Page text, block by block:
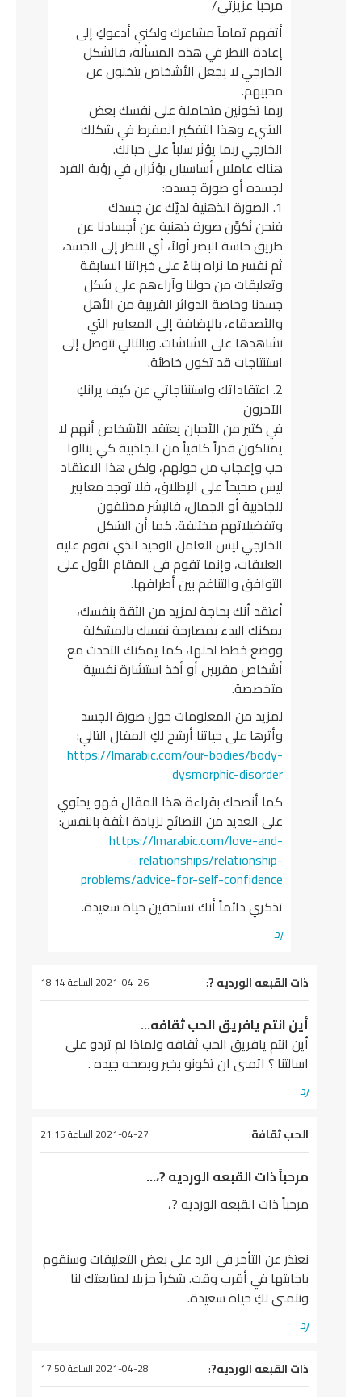
أتفهم تماماً مشاعرك ولكني أدعوكِ إلى
إعادة النظر في هذه المسألة، فالشكل
الخارجي لا يجعل الأشخاص يتخلون عن
محبيهم.
ربما تكونين متحاملة على نفسك بعض
الشيء وهذا التفكير المفرط في شكلك
الخارجي ربما يؤثر سلباً على حياتك.
هناك عاملان أساسيان يؤثران في رؤية الفرد
لجسده أو صورة جسده:
1. الصورة الذهنية لديّك عن جسدك
فنحن نُكوِّن صورة ذهنية عن أجسادنا عن
طريق حاسة البصر أولاً، أي النظر إلى الجسد،
ثم نفسر ما نراه بناءً على خبراتنا السابقة
وتعليقات من حولنا وآراءهم على شكل
جسدنا وخاصة الدوائر القريبة من الأهل
والأصدقاء، بالإضافة إلى المعايير التي
نشاهدها على الشاشات. وبالتالي نتوصل إلى
استنتاجات قد تكون خاطئة.
2. اعتقاداتك واستنتاجاتي عن كيف يرانكِ
الآخرون
في كثير من الأحيان يعتقد الأشخاص أنهم لا
يمتلكون قدراً كافياً من الجاذبية كي ينالوا
حب وإعجاب من حولهم، ولكن هذا الاعتقاد
ليس صحيحاً على الإطلاق، فلا توجد معايير
للجاذبية أو الجمال، فالبشر مختلفون
وتفضيلاتهم مختلفة. كما أن الشكل
الخارجي ليس العامل الوحيد الذي تقوم عليه
العلاقات، وإنما تقوم في المقام الأول على
التوافق والتناغم بين أطرافها.
أعتقد أنك بحاجة لمزيد من الثقة بنفسك،
يمكنك البدء بمصارحة نفسك بالمشكلة
ووضع خطط لحلها، كما يمكنك التحدث مع
أشخاص مقربين أو أخذ استشارة نفسية
متخصصة.
لمزيد من المعلومات حول صورة الجسد
وأثرها على حياتنا أرشح لكِ المقال التالي:
https://lmarabic.com/our-bodies/body-
dysmorphic-disorder
كما أنصحك بقراءة هذا المقال فهو يحتوي
على العديد من النصائح لزيادة الثقة بالنفس:
https://lmarabic.com/love-and-
relationships/relationship-
problems/advice-for-self-confidence
تذكري دائماً أنك تستحقين حياة سعيدة.
رد
يقول
ذات القبعه الورديه ?: 2021-04-26 الساعة 18:14
أين انتم يافريق الحب ثقافه…
أين انتم يافريق الحب ثقافه ولماذا لم تردو على
اسالتنا ؟ اتمنى ان تكونو بخير وبصحه جيده .
رد
يقول
الحب ثقافة: 2021-04-27 الساعة 21:15
مرحباً ذات القبعه الورديه ?،…
مرحباً ذات القبعه الورديه ?،
نعتذر عن التأخر في الرد على بعض التعليقات وسنقوم
باجابتها في أقرب وقت. شكراً جزيلا لمتابعتك لنا
ونتمنى لكِ حياة سعيدة.
رد
يقول
ذات القبعه الورديه?: 2021-04-28 الساعة 17:50